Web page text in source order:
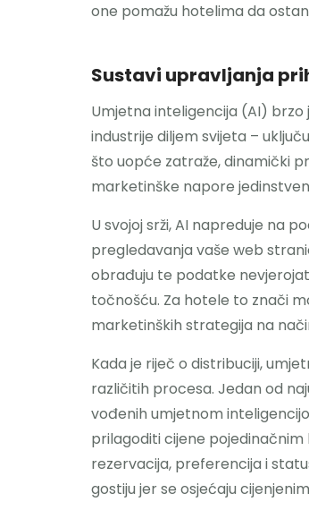
one pomažu hotelima da
Sustavi upravljanja
Umjetna inteligencija (AI)
industrije diljem svijeta –
što uopće zatraže, dinamički
marketinške napore
U svojoj srži, AI napreduje na
pregledavanja vaše web
obrađuju te podatke
točnošću. Za hotele to znači
marketinških strategija na
Kada je riječ o distribuciji,
različitih procesa. Jedan od
vođenih umjetnom
prilagoditi cijene
rezervacija, preferencija i
gostiju jer se osjećaju